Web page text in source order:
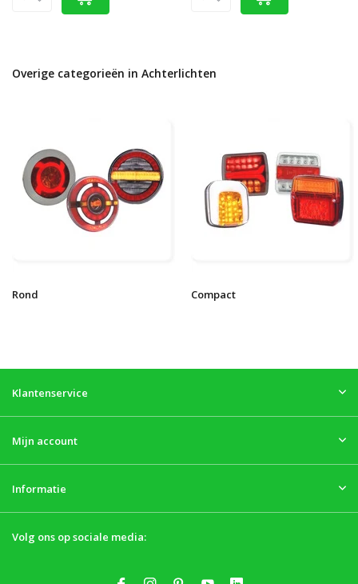
Overige categorieën in Achterlichten
Rond Compact
Klantenservice
Mijn account
Informatie
Volg ons op sociale media: